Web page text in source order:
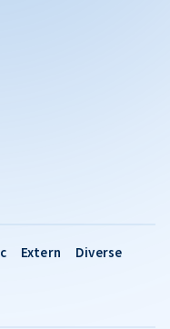
Extern Diverse